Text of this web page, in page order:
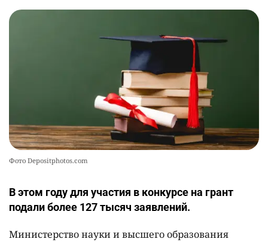
Фото Depositphotos.com
В этом году для участия в конкурсе на грант
подали более 127 тысяч заявлений.
Министерство науки и высшего образования